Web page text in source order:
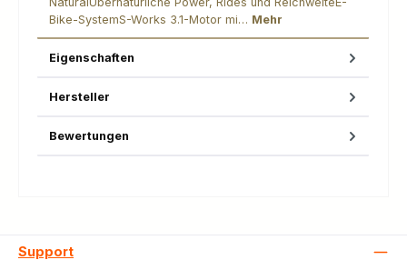
Bike-SystemS-Works 3.1-Motor mi… Mehr
Eigenschaften
Hersteller
Bewertungen
Support